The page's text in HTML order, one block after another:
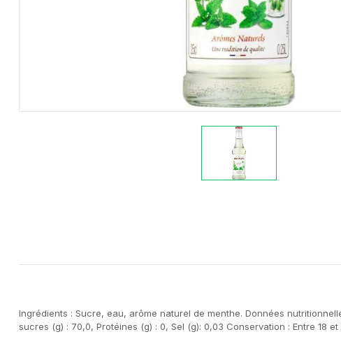
Ingrédients : Sucre, eau, arôme naturel de menthe. Données
sucres (g) : 70,0, Protéines (g) : 0, Sel (g): 0,03 Conservation : Entre 18